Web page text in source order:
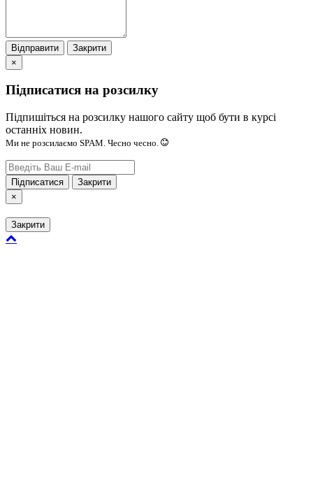
Відправити
Закрити
×
Підписатися на розсилку
Підпишіться на розсилку нашого сайту щоб бути в курсі
останніх новин.
Ми не розсилаємо SPAM. Чесно чесно.
Підписатися
Закрити
×
Закрити